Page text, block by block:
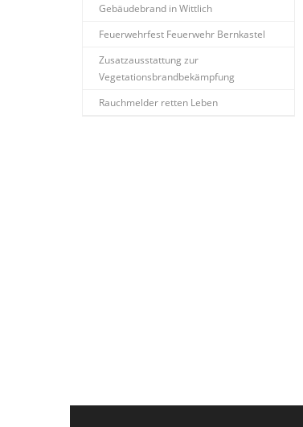
Gebäudebrand in Wittlich
Feuerwehrfest Feuerwehr Bernkastel
Zusatzausstattung zur
Vegetationsbrandbekämpfung
Rauchmelder retten Leben